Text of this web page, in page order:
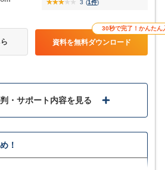
3 (1件)
30秒で完了！かんたん
資料を無料ダウンロード
・サポート内容を見る
！